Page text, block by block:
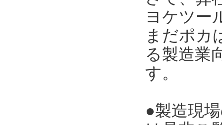
ヨケツー
まだポカ
る製造業
す。
●製造現